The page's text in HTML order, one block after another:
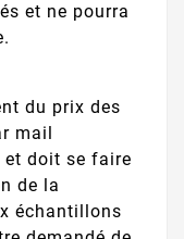
et ne pourra
du prix des
mail
et doit se faire
de la
échantillons